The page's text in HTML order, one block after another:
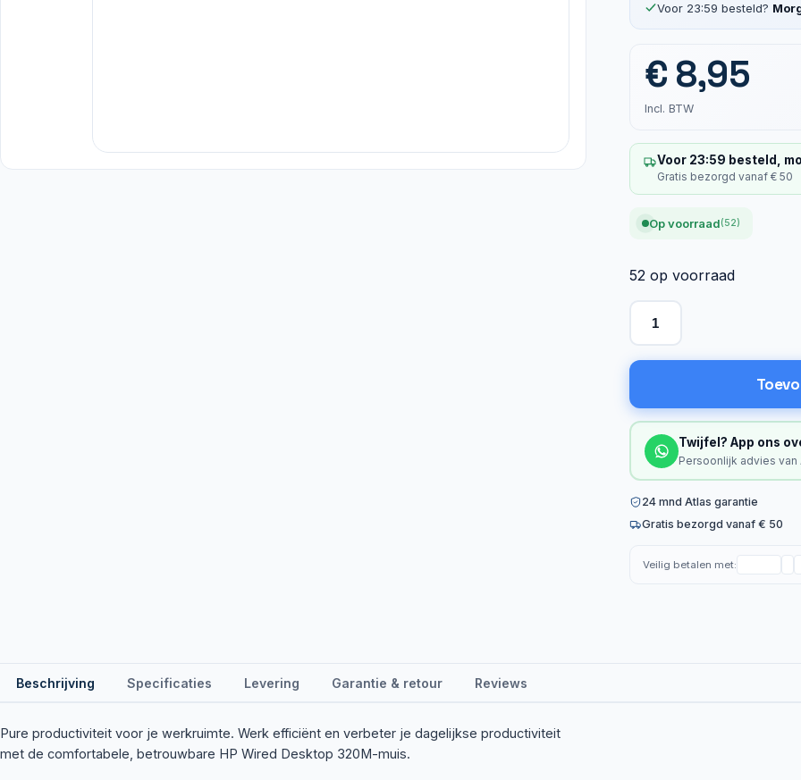
Voor 23:59 besteld?
€ 8,95
Incl. BTW
Voor 23:59 besteld,
Gratis bezorgd vanaf € 50
Op voorraad(52)
52 op voorraad
Twijfel? App ons
Persoonlijk advies
24 mnd Atlas garantie
Gratis bezorgd vanaf € 50
Veilig betalen met:
Beschrijving Specificaties Levering Garantie & retour Reviews
Pure productiviteit voor je werkruimte. Werk efficiënt en verbeter je dagelijkse productiviteit
met de comfortabele, betrouwbare HP Wired Desktop 320M-muis.